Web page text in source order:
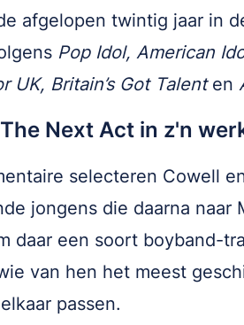
afgelopen twintig jaar in
Pop Idol, American
UK, Britain’s Got Talent en
Next Act in z'n
selecteren Cowell
jongens die daarna naar
daar een soort boyband-
van hen het meest
passen.